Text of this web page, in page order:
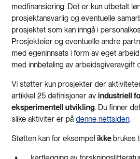
medfinansiering. Det er kun utbetalt
prosjektansvarlig og eventuelle
prosjektet som kan inngå i
Prosjekteier og eventuelle andre
med egeninnsats i form av eget
med innbetaling av arbeidsgiveravgift
Vi støtter kun prosjekter der
artikkel 25 definisjoner av industriell
eksperimentell utvikling. Du finner
slike aktiviter er på denne nettsiden.
Støtten kan for eksempel ikkebrukes